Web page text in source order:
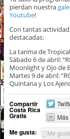
pierdan nuestra
Youtube!
Con tantas
destacadas:
La tarima de
Sábado 6 de abril:
Moonlight y Ojo de
Martes 9 de abril:
Quintana y Los
Compartir
Costa Rica
Gratis
Más
Me gusta: Me